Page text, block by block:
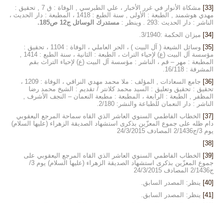
[33]
مشكاة الأنوار في غرر الأخبار ، علي الطبرسي , الوفاة : ق 7 , تحقيق :
مهدي هوشمند , الطبعة : الأولى , سنة الطبع : 1418 ، المطبعة : دار الحديث ،
الناشر : دار الحديث :293 . وينظر :
مستدرك الوسائل ج12 ص185.
[34]
ميزان الحكمة :3/1940.
[35]
وسائل الشيعة ( آل البيت ) ، الحر العاملي ، الوفاة : 1104 ، تحقيق :
مؤسسة آل البيت (ع) لإحياء التراث ، الطبعة : الثانية ، سنة الطبع : 1414 ,
المطبعة : مهر – قم ، الناشر : مؤسسة آل البيت (ع) لإحياء التراث بقم
المشرفة : 16/118.
[36]
جامع السعادات , المؤلف : ملا محمد مهدي النراقي ، الوفاة : 1209 ،
تحقيق : تحقيق وتعليق : السيد محمد كلانتر / تقديم : الشيخ محمد رضا
المظفر , الطبعة : الرابعة ، المطبعة : مطبعة النعمان – النجف الأشرف ,
الناشر : دار النعمان للطباعة والنشر: 2/180.
[37]
الخطاب الفاطمي السنوي العاشر الذي القاه سماحة المرجع اليعقوبي
دام ظله على جموع المعزّين بذكرى استشهاد الصديقة الزهراء (عليها السلام)
يوم 3/ج2/1436 المصادف 24/3/2015
[38]
[39]
الخطاب الفاطمي السنوي العاشر الذي القاه المرجع اليعقوبي على
جموع المعزّين بذكرى استشهاد الصديقة الزهراء (عليها السلام) يوم 3/
ج2/1436 المصادف 24/3/2015
[40]
ينظر: المصدر السابق.
[41]
ينظر: المصدر السابق.